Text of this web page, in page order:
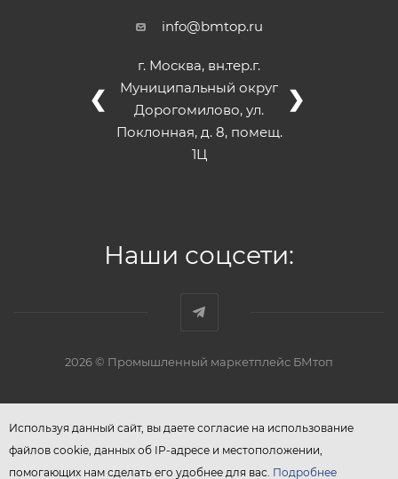
info@bmtop.ru
г. Москва, вн.тер.г.
Муниципальный округ
Дорогомилово, ул.
Поклонная, д. 8, помещ.
1Ц
❮ ❯
Наши соцсети:
2026 © Промышленный маркетплейс БМтоп
Используя данный сайт, вы даете согласие на использование
файлов cookie, данных об IP-адресе и местоположении,
помогающих нам сделать его удобнее для вас. Подробнее